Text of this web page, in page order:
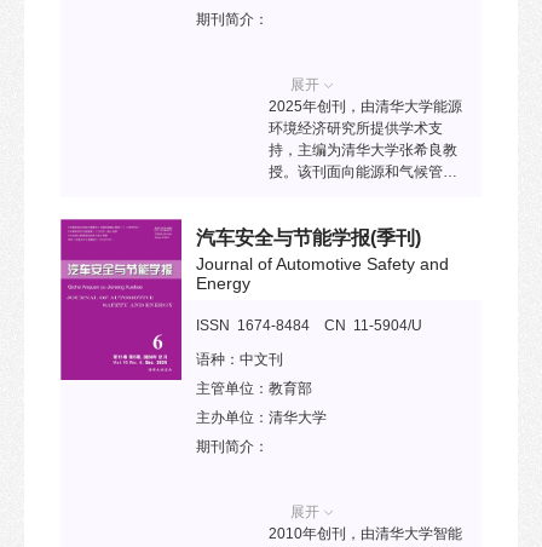
期刊简介：
展开
2025年创刊，由清华大学能源
环境经济研究所提供学术支
持，主编为清华大学张希良教
授。该刊面向能源和气候管理
发布与交流的国际化平台，促
进政策研究者与决策者之间的
案。已被DOAJ等收录。
汽车安全与节能学报(季刊)
Journal of Automotive Safety and
Energy
ISSN 1674-8484 CN 11-5904/U
语种： 中文刊
主管单位： 教育部
主办单位： 清华大学
期刊简介：
展开
2010年创刊，由清华大学智能